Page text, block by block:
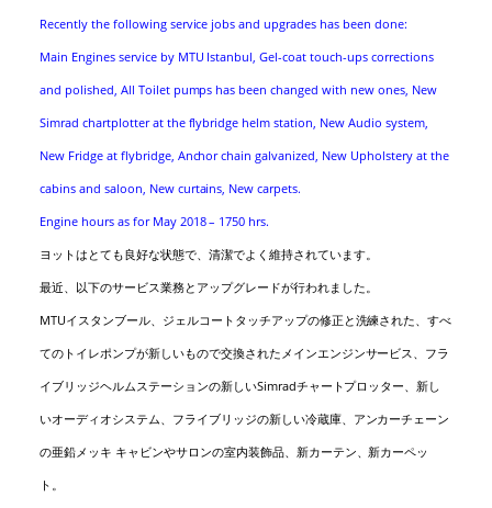
Recently the following service jobs and upgrades has been done:
Main Engines service by MTU Istanbul, Gel-coat touch-ups corrections
and polished, All Toilet pumps has been changed with new ones, New
Simrad chartplotter at the flybridge helm station, New Audio system,
New Fridge at flybridge, Anchor chain galvanized, New Upholstery at the
cabins and saloon, New curtains, New carpets.
Engine hours as for May 2018 – 1750 hrs.
ヨットはとても良好な状態で、清潔でよく維持されています。
最近、以下のサービス業務とアップグレードが行われました。
MTUイスタンブール、ジェルコートタッチアップの修正と洗練された、すべ
てのトイレポンプが新しいもので交換されたメインエンジンサービス、フラ
イブリッジヘルムステーションの新しいSimradチャートプロッター、新し
いオーディオシステム、フライブリッジの新しい冷蔵庫、アンカーチェーン
の亜鉛メッキ キャビンやサロンの室内装飾品、新カーテン、新カーペッ
ト。